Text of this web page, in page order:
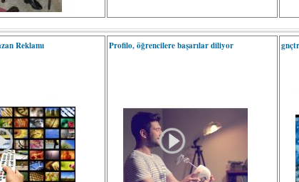
Reklamı Profilo, öğrencilere başarılar diliyor